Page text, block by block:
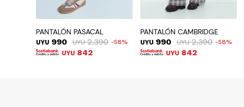
PANTALÓN PASACAL
UYU 990 UYU 2.390 58
UYU 842
PANTALÓN CAMBRIDGE
UYU 990 UYU 2.390 58
UYU 842